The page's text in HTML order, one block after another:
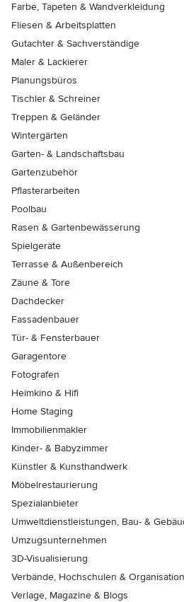
Farbe, Tapeten & Wandverkleidung
Fliesen & Arbeitsplatten
Gutachter & Sachverständige
Maler & Lackierer
Planungsbüros
Tischler & Schreiner
Treppen & Geländer
Wintergärten
Garten- & Landschaftsbau
Gartenzubehör
Pflasterarbeiten
Poolbau
Rasen & Gartenbewässerung
Spielgeräte
Terrasse & Außenbereich
Zäune & Tore
Dachdecker
Fassadenbauer
Tür- & Fensterbauer
Garagentore
Fotografen
Heimkino & Hifi
Home Staging
Immobilienmakler
Kinder- & Babyzimmer
Künstler & Kunsthandwerk
Möbelrestaurierung
Spezialanbieter
Umweltdienstleistungen, Bau- &
Umzugsunternehmen
3D-Visualisierung
Verbände, Hochschulen &
Verlage, Magazine & Blogs